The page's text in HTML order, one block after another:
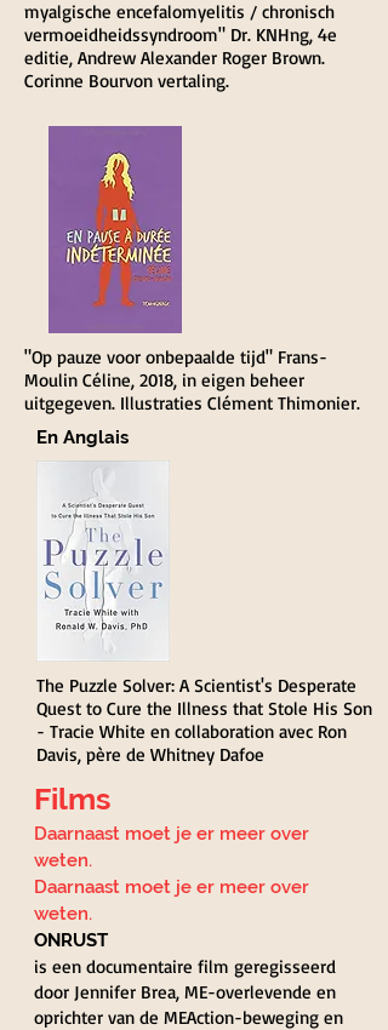
myalgische encefalomyelitis / chronisch
vermoeidheidssyndroom" Dr. KNHng, 4e
editie, Andrew Alexander Roger Brown.
Corinne Bourvon vertaling.
"Op pauze voor onbepaalde tijd" Frans-
Moulin Céline, 2018, in eigen beheer
uitgegeven. Illustraties Clément Thimonier.
En Anglais
The Puzzle Solver: A Scientist's Desperate
Quest to Cure the Illness that Stole His Son
- Tracie White en collaboration avec Ron
Davis, père de Whitney Dafoe
Films
Daarnaast moet je er meer over
weten.
Daarnaast moet je er meer over
weten.
ONRUST
is een documentaire film geregisseerd
door Jennifer Brea, ME-overlevende en
oprichter van de MEAction-beweging en